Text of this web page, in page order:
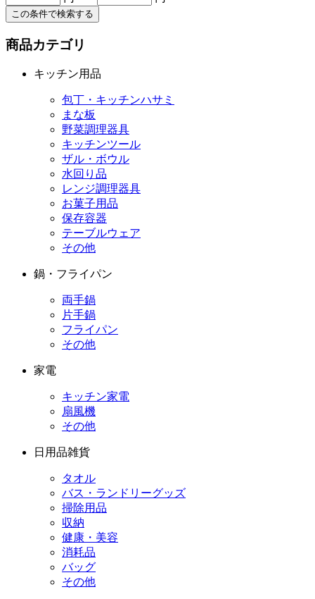
この条件で検索する
商品カテゴリ
キッチン用品
包丁・キッチンハサミ
まな板
野菜調理器具
キッチンツール
ザル・ボウル
水回り品
レンジ調理器具
お菓子用品
保存容器
テーブルウェア
その他
鍋・フライパン
両手鍋
片手鍋
フライパン
その他
家電
キッチン家電
扇風機
その他
日用品雑貨
タオル
バス・ランドリーグッズ
掃除用品
収納
健康・美容
消耗品
バッグ
その他